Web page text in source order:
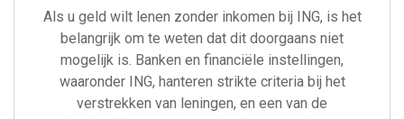
Als u geld wilt lenen zonder inkomen bij ING, is het
belangrijk om te weten dat dit doorgaans niet
mogelijk is. Banken en financiële instellingen,
waaronder ING, hanteren strikte criteria bij het
verstrekken van leningen, en een van de